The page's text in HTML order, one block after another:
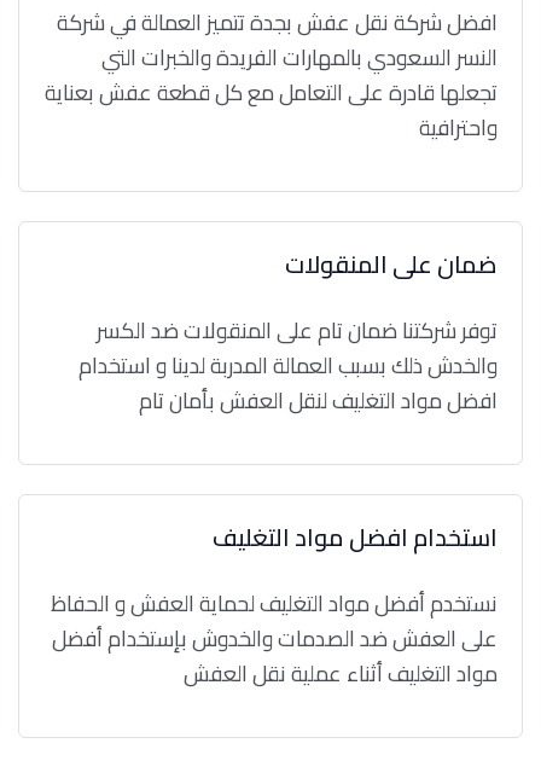
افضل شركة نقل عفش بجدة تتميز العمالة في شركة
النسر السعودي بالمهارات الفريدة والخبرات التي
تجعلها قادرة على التعامل مع كل قطعة عفش بعناية
واحترافية
ضمان على المنقولات
توفر شركتنا ضمان تام على المنقولات ضد الكسر
والخدش ذلك بسبب العمالة المدربة لدينا و استخدام
افضل مواد التغليف لنقل العفش بأمان تام
استخدام افضل مواد التغليف
نستخدم أفضل مواد التغليف لحماية العفش و الحفاظ
على العفش ضد الصدمات والخدوش بإستخدام أفضل
مواد التغليف أثناء عملية نقل العفش